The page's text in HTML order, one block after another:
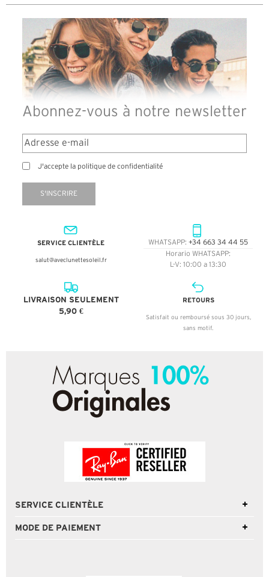
Abonnez-vous à notre newsletter
J'accepte la politique de confidentialité
S'INSCRIRE
SERVICE CLIENTÈLE
salut@aveclunettesoleil.fr
WHATSAPP: +34 663 34 44 55
Horario WHATSAPP:
L-V: 10:00 a 13:30
LIVRAISON SEULEMENT
5,90 €
RETOURS
Satisfait ou remboursé sous 30 jours,
sans motif.
SERVICE CLIENTÈLE
MODE DE PAIEMENT